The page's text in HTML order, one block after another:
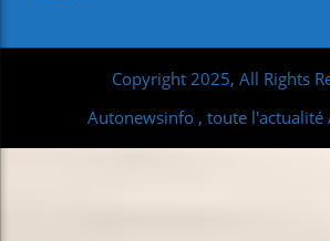
Copyright 2025, All Rights
Autonewsinfo , toute l'actualité